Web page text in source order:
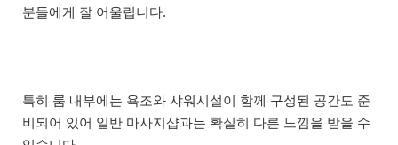
분들에게 잘 어울립니다.
특히 룸 내부에는 욕조와 샤워시설이 함께 구성된 공간도 준
비되어 있어 일반 마사지샵과는 확실히 다른 느낌을 받을 수